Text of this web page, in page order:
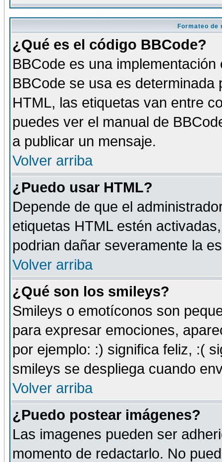
Formateo de
¿Qué es el código BBCode?
BBCode es una
BBCode se usa es
HTML, las etiquetas van entre
puedes ver el manual de
a publicar un mensaje.
Volver arriba
¿Puedo usar HTML?
Depende de que el
etiquetas HTML estén
podrian dañar severamente la
Volver arriba
¿Qué son los smileys?
Smileys o emotíconos son
para expresar emociones,
por ejemplo: :) significa feliz, :(
smileys se despliega cuando
Volver arriba
¿Puedo postear imágenes?
Las imagenes pueden ser
momento de redactarlo. No